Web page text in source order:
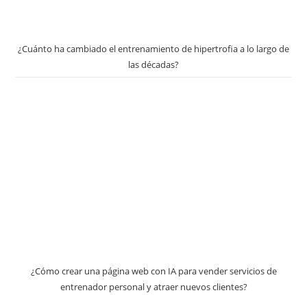
¿Cuánto ha cambiado el entrenamiento de hipertrofia a lo largo de
las décadas?
¿Cómo crear una página web con IA para vender servicios de
entrenador personal y atraer nuevos clientes?